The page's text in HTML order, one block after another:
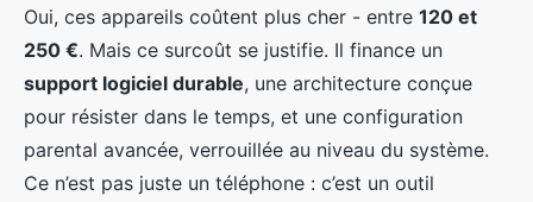
Oui, ces appareils coûtent plus cher - entre 120 et
250 €. Mais ce surcoût se justifie. Il finance un
support logiciel durable, une architecture conçue
pour résister dans le temps, et une configuration
parental avancée, verrouillée au niveau du système.
Ce n’est pas juste un téléphone : c’est un outil